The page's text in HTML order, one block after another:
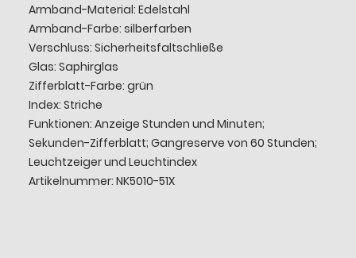
Armband-Material: Edelstahl
Armband-Farbe: silberfarben
Verschluss: Sicherheitsfaltschließe
Glas: Saphirglas
Zifferblatt-Farbe: grün
Index: Striche
Funktionen: Anzeige Stunden und Minuten;
Sekunden-Zifferblatt; Gangreserve von 60 Stunden;
Leuchtzeiger und Leuchtindex
Artikelnummer: NK5010-51X